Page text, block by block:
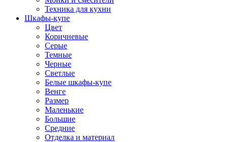
Техника для кухни
Шкафы-купе
Цвет
Коричневые
Серые
Темные
Черные
Светлые
Белые шкафы-купе
Венге
Размер
Маленькие
Большие
Средние
Отделка и материал